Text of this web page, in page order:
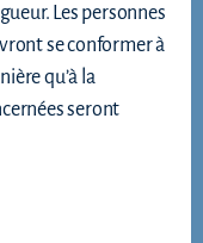
Les personnes
se conformer à
qu’à la
seront